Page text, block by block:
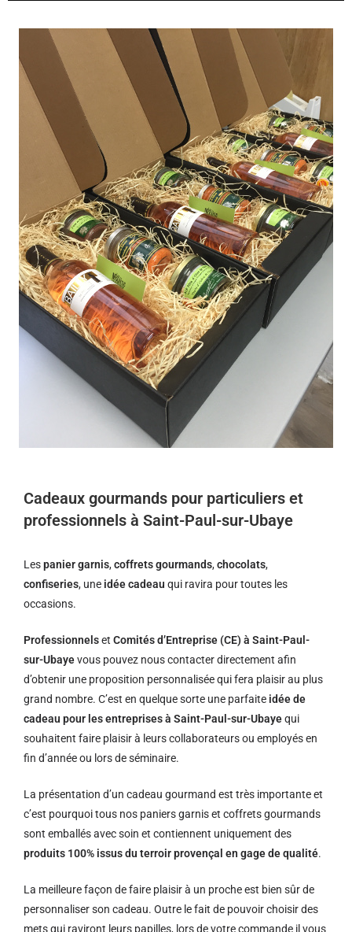
Cadeaux gourmands pour particuliers et
professionnels à Saint-Paul-sur-Ubaye
Lespanier garnis,coffrets gourmands,chocolats,
confiseries, une idée cadeau qui ravira pour toutes les
occasions.
Professionnelset Comités d’Entreprise (CE) à Saint-Paul-
sur-Ubayevous pouvez nous contacter directement afin
d’obtenir une proposition personnalisée qui fera plaisir au plus
grand nombre. C’est en quelque sorte une parfaite idée de
cadeau pour les entreprises à Saint-Paul-sur-Ubayequi
souhaitent faire plaisir à leurs collaborateurs ou employés en
fin d’année ou lors de séminaire.
La présentation d’un cadeau gourmand est très importante et
c’est pourquoi tous nos paniers garnis et coffrets gourmands
sont emballés avec soin et contiennent uniquement des
produits 100% issus du terroir provençal en gage de qualité.
La meilleure façon de faire plaisir à un proche est bien sûr de
personnaliser son cadeau. Outre le fait de pouvoir choisir des
mets qui raviront leurs papilles, lors de votre commande il vous